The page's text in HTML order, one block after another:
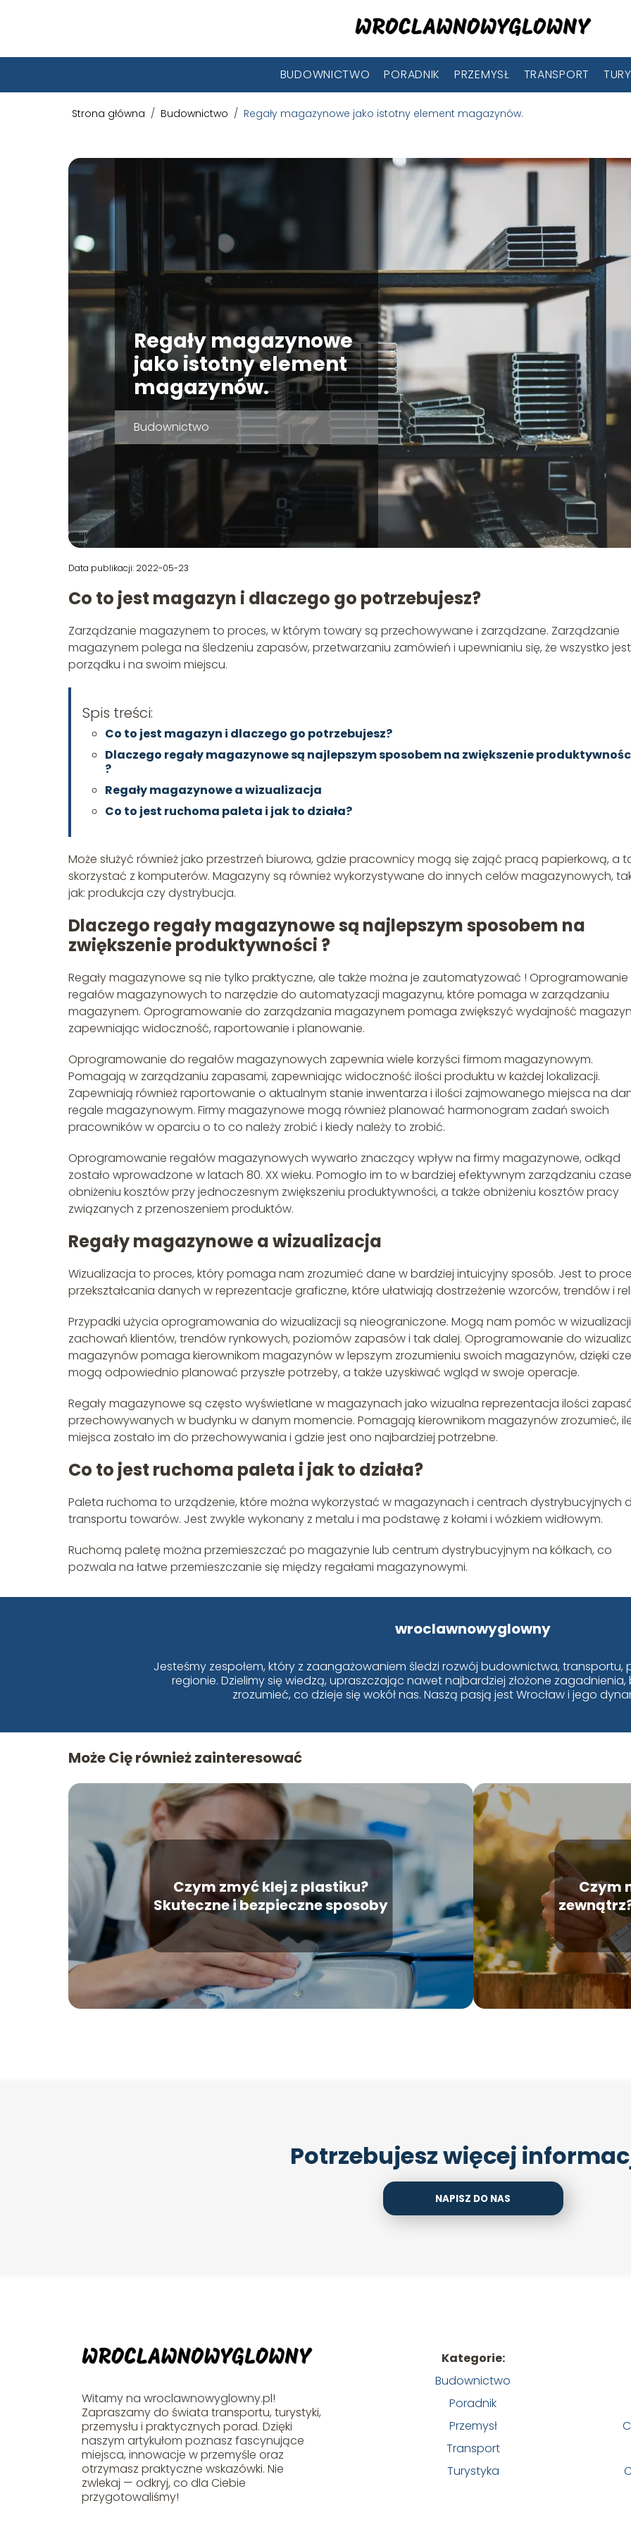
BUDOWNICTWO PORADNIK PRZEMYSŁ TRANSPORT
Strona główna / Budownictwo / Regały magazynowe jako istotny element magazynów.
Regały magazynowe
jako istotny element
magazynów.
Budownictwo
Data publikacji: 2022-05-23
Co to jest magazyn i dlaczego go potrzebujesz?
Zarządzanie magazynem to proces, w którym towary są przechowywane i zarządzane. Zarządzanie
magazynem polega na śledzeniu zapasów, przetwarzaniu zamówień i upewnianiu się, że wszystko
porządku i na swoim miejscu.
Spis treści:
Co to jest magazyn i dlaczego go potrzebujesz?
Dlaczego regały magazynowe są najlepszym sposobem na zwiększenie
?
Regały magazynowe a wizualizacja
Co to jest ruchoma paleta i jak to działa?
Może służyć również jako przestrzeń biurowa, gdzie pracownicy mogą się zająć pracą papierkową, a
skorzystać z komputerów. Magazyny są również wykorzystywane do innych celów magazynowych,
jak: produkcja czy dystrybucja.
Dlaczego regały magazynowe są najlepszym sposobem na
zwiększenie produktywności ?
Regały magazynowe są nie tylko praktyczne, ale także można je zautomatyzować !
regałów magazynowych to narzędzie do automatyzacji magazynu, które pomaga w zarządzaniu
magazynem. Oprogramowanie do zarządzania magazynem pomaga zwiększyć wydajność
zapewniając widoczność, raportowanie i planowanie.
Oprogramowanie do regałów magazynowych zapewnia wiele korzyści firmom magazynowym.
Pomagają w zarządzaniu zapasami, zapewniając widoczność ilości produktu w każdej lokalizacji.
Zapewniają również raportowanie o aktualnym stanie inwentarza i ilości zajmowanego miejsca na
regale magazynowym. Firmy magazynowe mogą również planować harmonogram zadań swoich
pracowników w oparciu o to co należy zrobić i kiedy należy to zrobić.
Oprogramowanie regałów magazynowych wywarło znaczący wpływ na firmy magazynowe, odkąd
zostało wprowadzone w latach 80. XX wieku. Pomogło im to w bardziej efektywnym zarządzaniu
obniżeniu kosztów przy jednoczesnym zwiększeniu produktywności, a także obniżeniu kosztów pracy
związanych z przenoszeniem produktów.
Regały magazynowe a wizualizacja
Wizualizacja to proces, który pomaga nam zrozumieć dane w bardziej intuicyjny sposób. Jest to
przekształcania danych w reprezentacje graficzne, które ułatwiają dostrzeżenie wzorców, trendów i
Przypadki użycia oprogramowania do wizualizacji są nieograniczone. Mogą nam pomóc w wizualizacji
zachowań klientów, trendów rynkowych, poziomów zapasów i tak dalej. Oprogramowanie do
magazynów pomaga kierownikom magazynów w lepszym zrozumieniu swoich magazynów, dzięki
mogą odpowiednio planować przyszłe potrzeby, a także uzyskiwać wgląd w swoje operacje.
Regały magazynowe są często wyświetlane w magazynach jako wizualna reprezentacja ilości
przechowywanych w budynku w danym momencie. Pomagają kierownikom magazynów zrozumieć,
miejsca zostało im do przechowywania i gdzie jest ono najbardziej potrzebne.
Co to jest ruchoma paleta i jak to działa?
Paleta ruchoma to urządzenie, które można wykorzystać w magazynach i centrach dystrybucyjnych
transportu towarów. Jest zwykle wykonany z metalu i ma podstawę z kołami i wózkiem widłowym.
Ruchomą paletę można przemieszczać po magazynie lub centrum dystrybucyjnym na kółkach, co
pozwala na łatwe przemieszczanie się między regałami magazynowymi.
wroclawnowyglowny
Jesteśmy zespołem, który z zaangażowaniem śledzi rozwój budownictwa, transportu,
regionie. Dzielimy się wiedzą, upraszczając nawet najbardziej złożone zagadnienia,
zrozumieć, co dzieje się wokół nas. Naszą pasją jest Wrocław i jego
Może Cię również zainteresować
Czym zmyć klej z plastiku?
Skuteczne i bezpieczne sposoby
Czym
Potrzebujesz więcej
NAPISZ DO NAS
Witamy na wroclawnowyglowny.pl!
Zapraszamy do świata transportu, turystyki,
przemysłu i praktycznych porad. Dzięki
naszym artykułom poznasz fascynujące
miejsca, innowacje w przemyśle oraz
otrzymasz praktyczne wskazówki. Nie
zwlekaj — odkryj, co dla Ciebie
przygotowaliśmy!
Kategorie:
Budownictwo
Poradnik
Przemysł
Transport
Turystyka